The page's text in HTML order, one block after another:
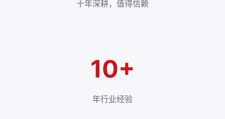
十年深耕，值得信赖
10+
年行业经验